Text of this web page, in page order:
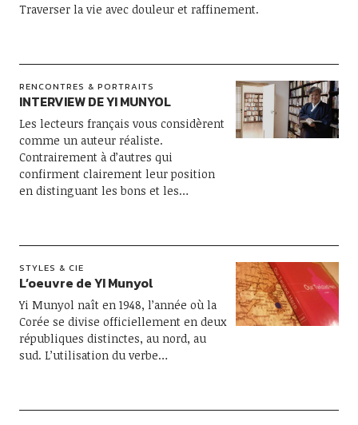
Traverser la vie avec douleur et raffinement.
RENCONTRES & PORTRAITS
INTERVIEW DE YI MUNYOL
Les lecteurs français vous considèrent
comme un auteur réaliste.
Contrairement à d’autres qui
confirment clairement leur position
en distinguant les bons et les…
STYLES & CIE
L’oeuvre de YI Munyol
Yi Munyol naît en 1948, l’année où la
Corée se divise officiellement en deux
républiques distinctes, au nord, au
sud. L’utilisation du verbe…